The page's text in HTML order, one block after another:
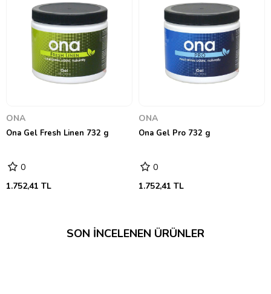
ONA
Ona Gel Fresh Linen 732 g
0
1.752,41 TL
ONA
Ona Gel Pro 732 g
0
1.752,41 TL
SON İNCELENEN ÜRÜNLER